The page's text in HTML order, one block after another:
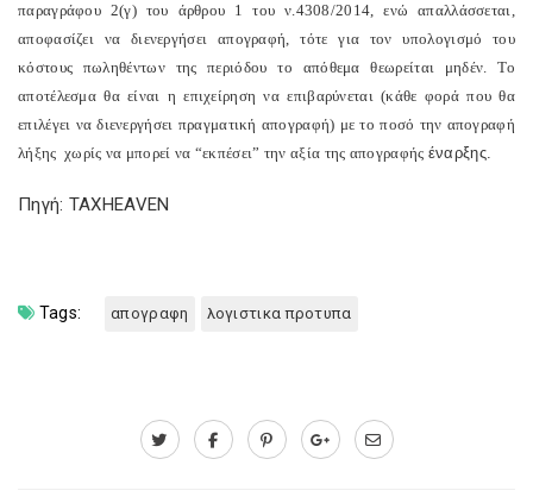
παραγράφου 2(γ) του άρθρου 1 του ν.4308/2014, ενώ απαλλάσσεται,
αποφασίζει να διενεργήσει απογραφή, τότε για τον υπολογισμό του
κόστους πωληθέντων της περιόδου το απόθεμα θεωρείται μηδέν. Το
αποτέλεσμα θα είναι η επιχείρηση να επιβαρύνεται (κάθε φορά που θα
επιλέγει να διενεργήσει πραγματική απογραφή) με το ποσό την απογραφή
λήξης χωρίς να μπορεί να “εκπέσει” την αξία της απογραφής έναρξης.
Πηγή: TAXHEAVEN
Tags: απογραφη λογιστικα προτυπα